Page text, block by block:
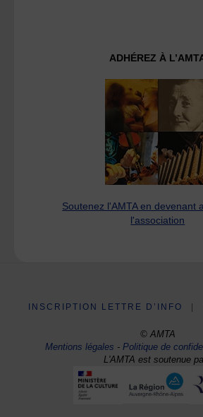
ADHÉREZ À
Soutenez l'AMTA en devenant
l'association
INSCRIPTION LETTRE D’INFO
© AMTA
Mentions légales -Politique de
L'AMTA est soutenue